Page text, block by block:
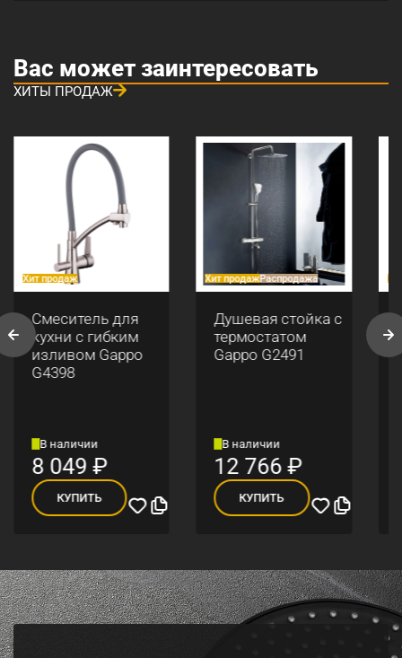
Вас может заинтересовать
ХИТЫ ПРОДАЖ
Хит продаж
Смеситель для
кухни с гибким
изливом Gappo
G4398
В наличии
8 049₽
КУПИТЬ
Хит продажРаспродажа
Душевая стойка с
термостатом
Gappo G2491
В наличии
12 766₽
КУПИТЬ